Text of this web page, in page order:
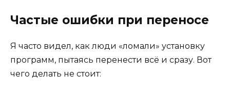
Частые ошибки при переносе
Я часто видел, как люди «ломали» установку
программ, пытаясь перенести всё и сразу. Вот
чего делать не стоит: